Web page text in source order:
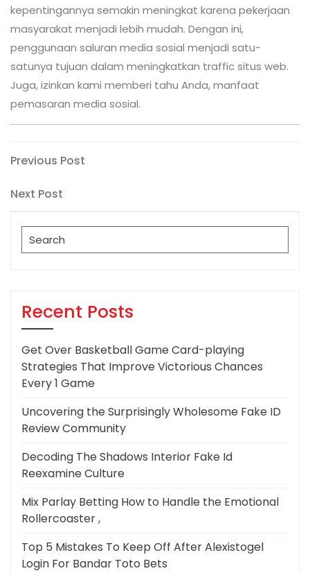
kepentingannya semakin meningkat karena pekerjaan
masyarakat menjadi lebih mudah. Dengan ini,
penggunaan saluran media sosial menjadi satu-
satunya tujuan dalam meningkatkan traffic situs web.
Juga, izinkan kami memberi tahu Anda, manfaat
pemasaran media sosial.
Post
navigation
Previous
Previous Post
Next
Next Post
Search
for:
Recent Posts
Get Over Basketball Game Card-playing
Strategies That Improve Victorious Chances
Every 1 Game
Uncovering the Surprisingly Wholesome Fake ID
Review Community
Decoding The Shadows Interior Fake Id
Reexamine Culture
Mix Parlay Betting How to Handle the Emotional
Rollercoaster ,
Top 5 Mistakes To Keep Off After Alexistogel
Login For Bandar Toto Bets